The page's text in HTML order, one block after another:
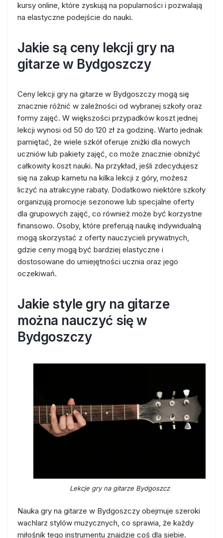
kursy online, które zyskują na popularności i pozwalają
na elastyczne podejście do nauki.
Jakie są ceny lekcji gry na
gitarze w Bydgoszczy
Ceny lekcji gry na gitarze w Bydgoszczy mogą się
znacznie różnić w zależności od wybranej szkoły oraz
formy zajęć. W większości przypadków koszt jednej
lekcji wynosi od 50 do 120 zł za godzinę. Warto jednak
pamiętać, że wiele szkół oferuje zniżki dla nowych
uczniów lub pakiety zajęć, co może znacznie obniżyć
całkowity koszt nauki. Na przykład, jeśli zdecydujesz
się na zakup karnetu na kilka lekcji z góry, możesz
liczyć na atrakcyjne rabaty. Dodatkowo niektóre szkoły
organizują promocje sezonowe lub specjalne oferty
dla grupowych zajęć, co również może być korzystne
finansowo. Osoby, które preferują naukę indywidualną
mogą skorzystać z oferty nauczycieli prywatnych,
gdzie ceny mogą być bardziej elastyczne i
dostosowane do umiejętności ucznia oraz jego
oczekiwań.
Jakie style gry na gitarze
można nauczyć się w
Bydgoszczy
Lekcje gry na gitarze Bydgoszcz
Nauka gry na gitarze w Bydgoszczy obejmuje szeroki
wachlarz stylów muzycznych, co sprawia, że każdy
miłośnik tego instrumentu znajdzie coś dla siebie.